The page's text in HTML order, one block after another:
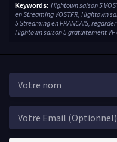
Keywords: Hightown saison 5
en Streaming VOSTFR, Hightown
5 Streaming en FRANCAIS,
Hightown saison 5 gratuitement VF